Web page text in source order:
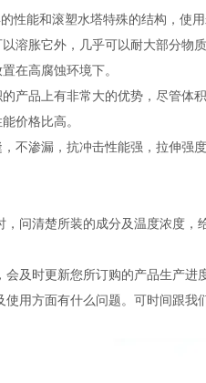
性能和滚塑水塔特殊的结构，使用
溶胀它外，几乎可以耐大部分物质
在高腐蚀环境下。
产品上有非常大的优势，尽管体
价格比高。
不渗漏，抗冲击性能强，拉伸强
问清楚所装的成分及温度浓度
会及时更新您所订购的产品生产
用方面有什么问题。可时间跟